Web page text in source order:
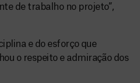
de trabalho no projeto”,
e do esforço que
o respeito e admiração dos